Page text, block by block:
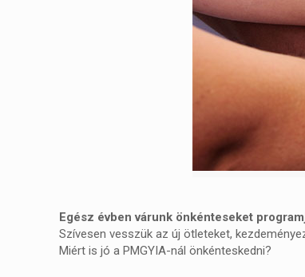
Egész évben várunk önkénteseket
Szívesen vesszük az új ötleteket,
Miért is jó a PMGYIA-nál önkénteskedni?